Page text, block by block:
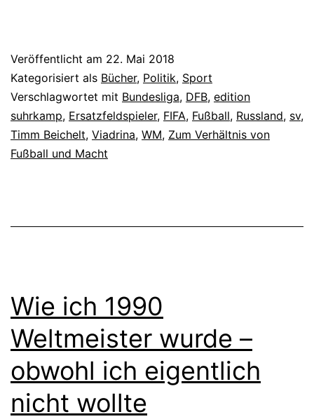
Veröffentlicht am 22. Mai 2018
Kategorisiert als Bücher, Politik, Sport
Verschlagwortet mit Bundesliga, DFB, edition
suhrkamp, Ersatzfeldspieler, FIFA, Fußball, Russland, sv,
Timm Beichelt, Viadrina, WM, Zum Verhältnis von
Fußball und Macht
Wie ich 1990
Weltmeister wurde –
obwohl ich eigentlich
nicht wollte